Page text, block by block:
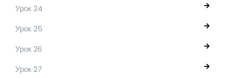
Урок 24
Урок 25
Урок 26
Урок 27